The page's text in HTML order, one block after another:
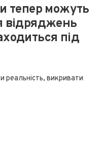
тепер можуть
відряджень
під
викривати